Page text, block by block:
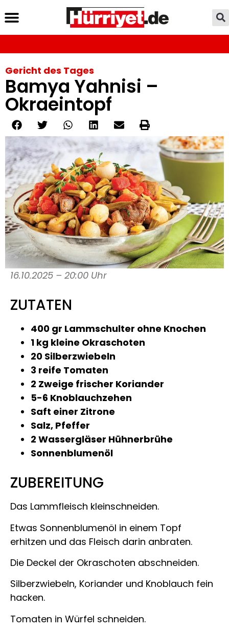
Gericht des Tages
Bamya Yahnisi –
Okraeintopf
16.10.2025 – 20:00 Uhr
ZUTATEN
400 gr Lammschulter ohne Knochen
1 kg kleine Okraschoten
20 Silberzwiebeln
3 reife Tomaten
2 Zweige frischer Koriander
5-6 Knoblauchzehen
Saft einer Zitrone
Salz, Pfeffer
2 Wassergläser Hühnerbrühe
Sonnenblumenöl
ZUBEREITUNG
Das Lammfleisch kleinschneiden.
Etwas Sonnenblumenöl in einem Topf
erhitzen und das Fleisch darin anbraten.
Die Deckel der Okraschoten abschneiden.
Silberzwiebeln, Koriander und Knoblauch fein
hacken.
Tomaten in Würfel schneiden.